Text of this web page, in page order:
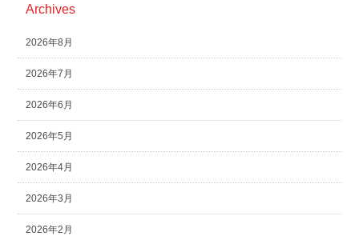
Archives
2026年8月
2026年7月
2026年6月
2026年5月
2026年4月
2026年3月
2026年2月